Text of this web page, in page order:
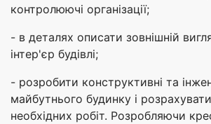
контролюючі організації;
- в деталях описати зовнішній
інтер'єр будівлі;
- розробити конструктивні та
майбутнього будинку і
необхідних робіт. Розробляючи